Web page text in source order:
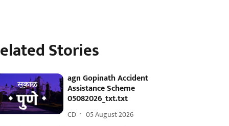
Stories
agn Gopinath Accident
Assistance Scheme
05082026_txt.txt
CD 05 August 2026